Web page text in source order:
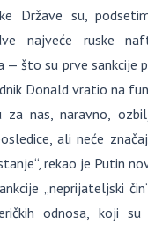
Države su,
najveće ruske
— što su prve sankcije
Donald vratio na
za nas, naravno,
ali neće
rekao je Putin
„neprijateljski
odnosa, koji